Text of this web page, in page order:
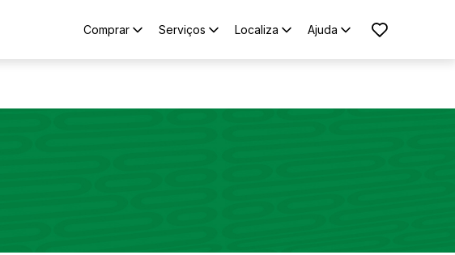
Comprar Serviços Localiza Ajuda